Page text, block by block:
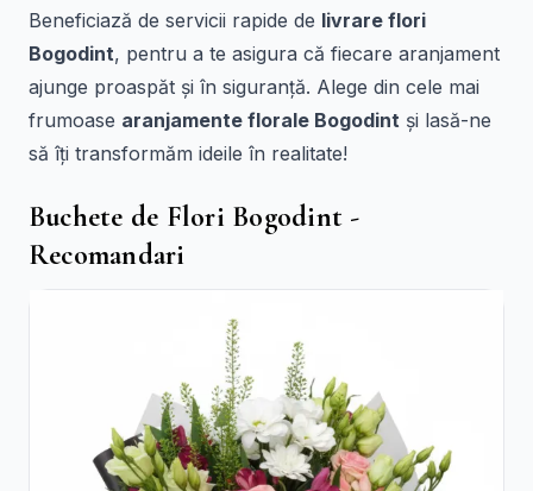
Beneficiază de servicii rapide de livrare flori
Bogodint, pentru a te asigura că fiecare aranjament
ajunge proaspăt și în siguranță. Alege din cele mai
frumoase aranjamente florale Bogodint și lasă-ne
să îți transformăm ideile în realitate!
Buchete de Flori Bogodint -
Recomandari